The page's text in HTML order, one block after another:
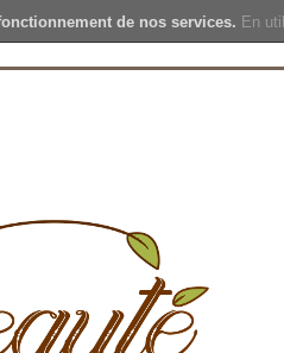
de nos services. En